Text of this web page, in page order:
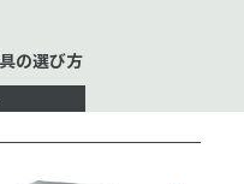
の選び方